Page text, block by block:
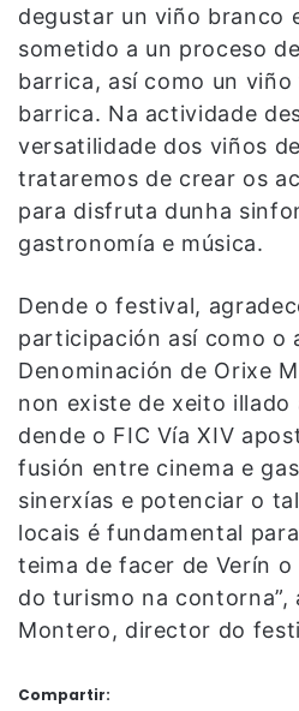
degustar un viño branco
sometido a un proceso
barrica, así como un
barrica. Na actividade
versatilidade dos viños
trataremos de crear os
para disfruta dunha
gastronomía e música.
Dende o festival,
participación así como o
Denominación de Orixe
non existe de xeito illado
dende o FIC Vía XIV
fusión entre cinema e
sinerxías e potenciar o
locais é fundamental
teima de facer de Verín
do turismo na contorna”,
Montero, director do
Compartir: